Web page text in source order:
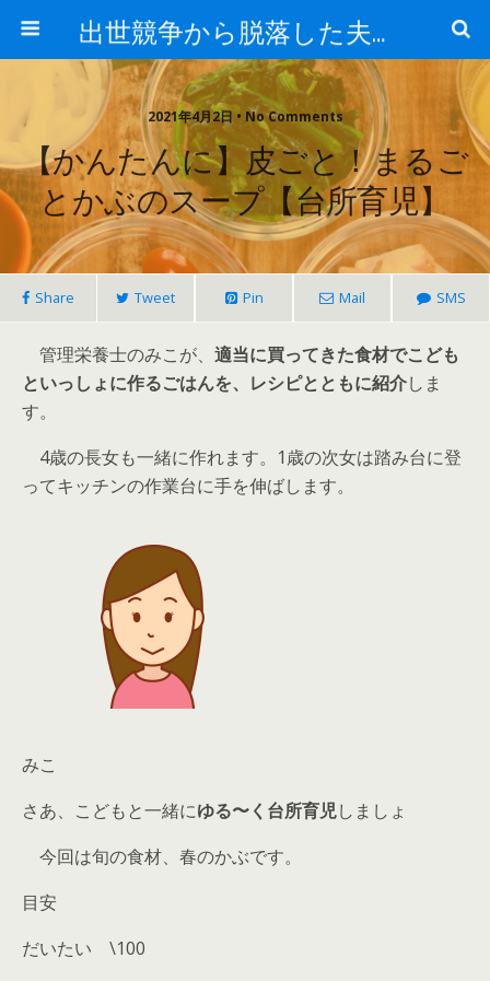
出世競争から脱落した夫と妻の日常
2021年4月2日 • No Comments
【かんたんに】皮ごと！まるご
とかぶのスープ【台所育児】
Share Tweet Pin Mail SMS
管理栄養士のみこが、 適当に買ってきた食材でこども
といっしょに作るごはんを、レシピとともに紹介しま
す。
4歳の長女も一緒に作れます。 1歳の次女は踏み台に登
ってキッチンの作業台に手を伸ばします。
みこ
さあ、こどもと一緒にゆる〜く台所育児しましょ
今回は旬の食材、春のかぶです。
目安
だいたい \100